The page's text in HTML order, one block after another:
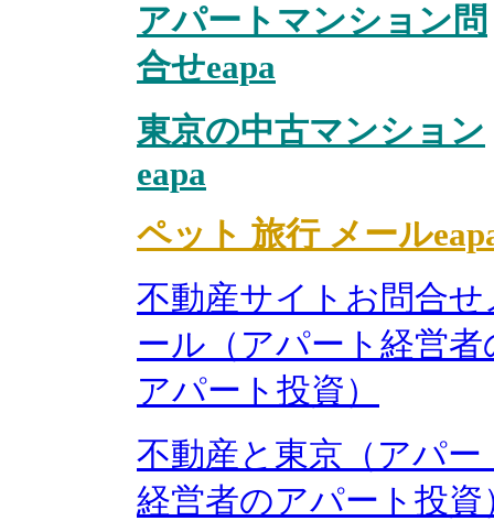
アパートマンション問
合せeapa
東京の中古マンション
eapa
ペット 旅行 メール
不動産サイトお問合せ
ール（アパート経営者
アパート投資）
不動産と東京（アパー
経営者のアパート投資